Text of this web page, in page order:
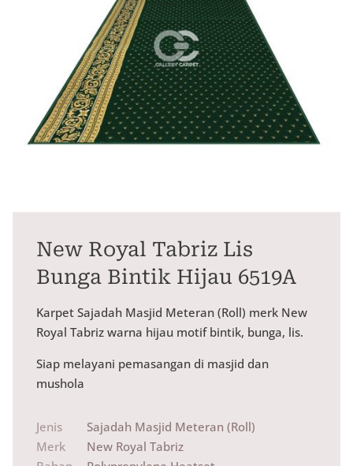
New Royal Tabriz Lis
Bunga Bintik Hijau 6519A
Karpet Sajadah Masjid Meteran (Roll) merk New
Royal Tabriz warna hijau motif bintik, bunga, lis.
Siap melayani pemasangan di masjid dan
mushola
Jenis
Sajadah Masjid Meteran (Roll)
Merk
New Royal Tabriz